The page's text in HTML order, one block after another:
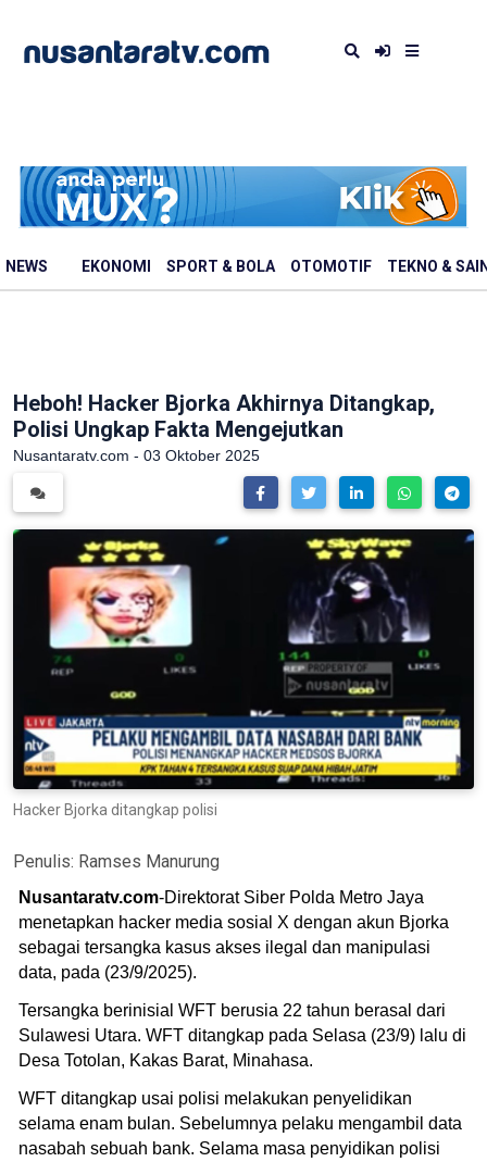
NEWS EKONOMI SPORT & BOLA OTOMOTIF TEKNO &
Heboh! Hacker Bjorka Akhirnya Ditangkap,
Polisi Ungkap Fakta Mengejutkan
Nusantaratv.com - 03 Oktober 2025
Hacker Bjorka ditangkap polisi
Penulis: Ramses Manurung
Nusantaratv.com-Direktorat Siber Polda Metro Jaya
menetapkan hacker media sosial X dengan akun Bjorka
sebagai tersangka kasus akses ilegal dan manipulasi
data, pada (23/9/2025).
Tersangka berinisial WFT berusia 22 tahun berasal dari
Sulawesi Utara. WFT ditangkap pada Selasa (23/9) lalu di
Desa Totolan, Kakas Barat, Minahasa.
WFT ditangkap usai polisi melakukan penyelidikan
selama enam bulan. Sebelumnya pelaku mengambil data
nasabah sebuah bank. Selama masa penyidikan polisi